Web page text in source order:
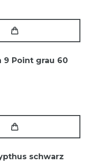
9 Point grau 60
schwarz